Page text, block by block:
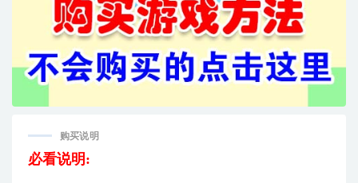
购买说明
必看说明: